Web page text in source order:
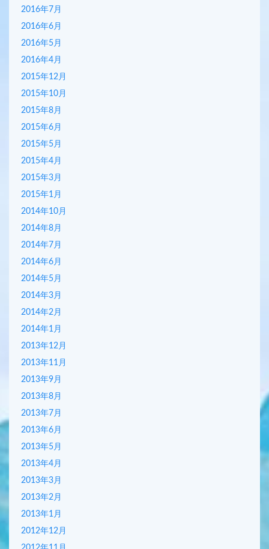
2016年7月
2016年6月
2016年5月
2016年4月
2015年12月
2015年10月
2015年8月
2015年6月
2015年5月
2015年4月
2015年3月
2015年1月
2014年10月
2014年8月
2014年7月
2014年6月
2014年5月
2014年3月
2014年2月
2014年1月
2013年12月
2013年11月
2013年9月
2013年8月
2013年7月
2013年6月
2013年5月
2013年4月
2013年3月
2013年2月
2013年1月
2012年12月